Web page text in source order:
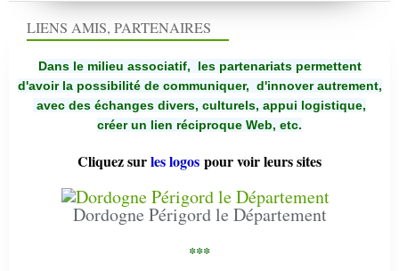
LIENS AMIS, PARTENAIRES
Dans le milieu associatif, les partenariats permettent
d'avoir la possibilité de communiquer, d'innover autrement,
avec des échanges divers, culturels, appui logistique,
créer un lien réciproque Web, etc.
Cliquez surles logos pour voir leurs sites
Dordogne Périgord le Département
***